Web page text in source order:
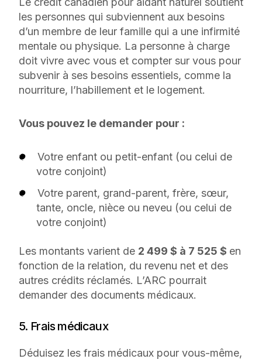
les personnes qui subviennent aux besoins
d’un membre de leur famille qui a une infirmité
mentale ou physique. La personne à charge
doit vivre avec vous et compter sur vous pour
subvenir à ses besoins essentiels, comme la
nourriture, l’habillement et le logement.
Vous pouvez le demander pour :
Votre enfant ou petit-enfant (ou celui de
votre conjoint)
Votre parent, grand-parent, frère, sœur,
tante, oncle, nièce ou neveu (ou celui de
votre conjoint)
Les montants varient de 2 499 $ à 7 525 $ en
fonction de la relation, du revenu net et des
autres crédits réclamés. L’ARC pourrait
demander des documents médicaux.
5. Frais médicaux
Déduisez les frais médicaux pour vous-même,